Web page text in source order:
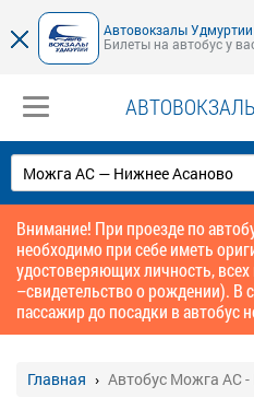
Автовокзалы Удмуртии
Билеты на автобус у
Внимание! При проезде по
необходимо при себе иметь
удостоверяющих личность,
–свидетельство о рождении). В
пассажир до посадки в автобус
Главная Автобус Можга АС